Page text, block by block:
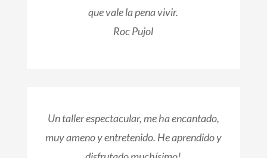
que vale la pena vivir.
Roc Pujol
Un taller espectacular, me ha encantado,
muy ameno y entretenido. He aprendido y